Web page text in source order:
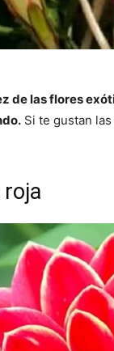
de las flores
Si te gustan